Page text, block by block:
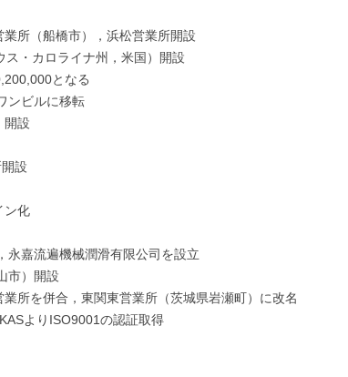
所（船橋市），浜松営業所開設
・カロライナ州，米国）開設
となる
ンビルに移転
設
設
化
嘉流遍機械潤滑有限公司を設立
市）開設
所を併合，東関東営業所（茨城県岩瀬町）に改名
よりISO9001の認証取得